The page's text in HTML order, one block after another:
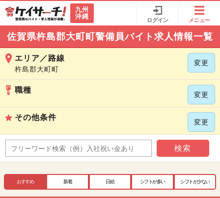
九州
沖縄
ログイン メニュー
佐賀県杵島郡大町町警備員バイト求人情報一覧
エリア／路線
杵島郡大町町
変更
職種
変更
その他条件
変更
検索
おすすめ 新着 日給 シフトが多い シフトが少ない